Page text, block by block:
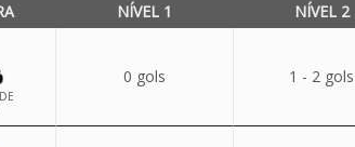
NÍVEL 1 NÍVEL 2
0 gols 1 - 2 gols